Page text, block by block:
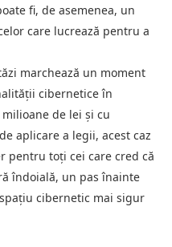
fi, de asemenea, un
care lucrează pentru a
marchează un moment
cibernetice în
de lei și cu
aplicare a legii, acest caz
pentru toți cei care cred că
îndoială, un pas înainte
cibernetic mai sigur